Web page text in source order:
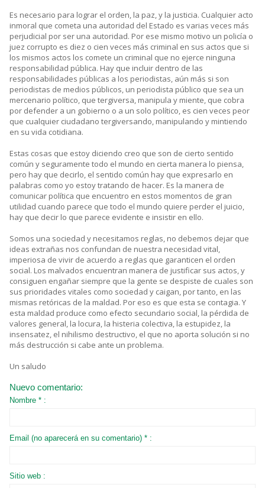
Es necesario para lograr el orden, la paz, y la justicia. Cualquier acto
inmoral que cometa una autoridad del Estado es varias veces más
perjudicial por ser una autoridad. Por ese mismo motivo un policía o
juez corrupto es diez o cien veces más criminal en sus actos que si
los mismos actos los comete un criminal que no ejerce ninguna
responsabilidad pública. Hay que incluir dentro de las
responsabilidades públicas a los periodistas, aún más si son
periodistas de medios públicos, un periodista público que sea un
mercenario político, que tergiversa, manipula y miente, que cobra
por defender a un gobierno o a un solo político, es cien veces peor
que cualquier ciudadano tergiversando, manipulando y mintiendo
en su vida cotidiana.
Estas cosas que estoy diciendo creo que son de cierto sentido
común y seguramente todo el mundo en cierta manera lo piensa,
pero hay que decirlo, el sentido común hay que expresarlo en
palabras como yo estoy tratando de hacer. Es la manera de
comunicar política que encuentro en estos momentos de gran
utilidad cuando parece que todo el mundo quiere perder el juicio,
hay que decir lo que parece evidente e insistir en ello.
Somos una sociedad y necesitamos reglas, no debemos dejar que
ideas extrañas nos confundan de nuestra necesidad vital,
imperiosa de vivir de acuerdo a reglas que garanticen el orden
social. Los malvados encuentran manera de justificar sus actos, y
consiguen engañar siempre que la gente se despiste de cuales son
sus prioridades vitales como sociedad y caigan, por tanto, en las
mismas retóricas de la maldad. Por eso es que esta se contagia. Y
esta maldad produce como efecto secundario social, la pérdida de
valores general, la locura, la histeria colectiva, la estupidez, la
insensatez, el nihilismo destructivo, el que no aporta solución si no
más destrucción si cabe ante un problema.
Un saludo
Nuevo comentario:
Nombre * :
Email (no aparecerá en su comentario) * :
Sitio web :